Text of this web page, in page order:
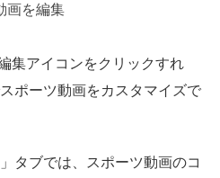
画を編集
集アイコンをクリックすれ
ポーツ動画をカスタマイズで
タブでは、スポーツ動画のコ